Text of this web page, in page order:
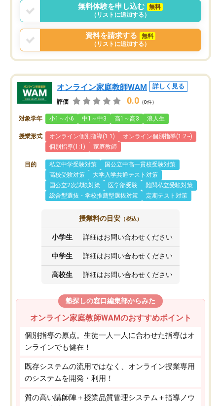
無料体験を申し込む
無料
（リストに追加する）
資料を請求する
無料
（リストに追加する）
オンライン家庭教師WAM 詳しく見る
評価 0.0 （0件）
対象学年 小1～小6 中1～中3 高1～高3 浪人生
授業形式 オンライン個別指導(1:1)
オンライン個別指導(1:2~)
個別指導(1:1)
家庭教師
目的 私立中学受験対策
国公立中高一貫校受験対策
高校受験対策
大学入学共通テスト対策
国公立2次試験対策
医学部受験
難関私立受験対策
総合型選抜・学校推薦型選抜対策
定期テスト対策
授業料の目安 （税込）
小学生 詳細はお問い合わせください
中学生 詳細はお問い合わせください
高校生 詳細はお問い合わせください
塾探しの窓口編集部からみた
オンライン家庭教師WAMのおすすめポイント
個別指導の原点。生徒一人一人に合わせた指導はオ
ンラインでも健在！
既存システムの流用ではなく、オンライン授業専用
のシステムを開発・利用！
質の高い講師陣＋授業品質管理システム＋指導ノウ